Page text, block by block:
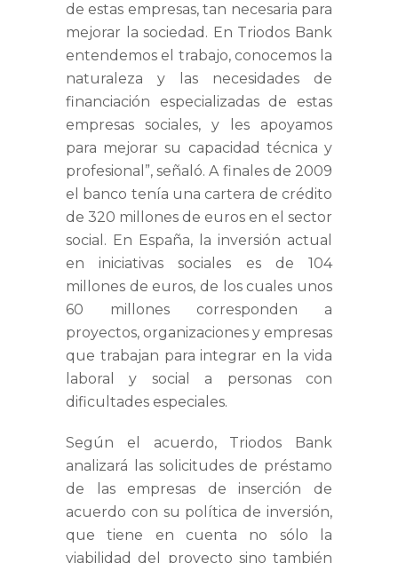
de estas empresas, tan necesaria para
mejorar la sociedad. En Triodos Bank
entendemos el trabajo, conocemos la
naturaleza y las necesidades de
financiación especializadas de estas
empresas sociales, y les apoyamos
para mejorar su capacidad técnica y
profesional”, señaló. A finales de 2009
el banco tenía una cartera de crédito
de 320 millones de euros en el sector
social. En España, la inversión actual
en iniciativas sociales es de 104
millones de euros, de los cuales unos
60 millones corresponden a
proyectos, organizaciones y empresas
que trabajan para integrar en la vida
laboral y social a personas con
dificultades especiales.
Según el acuerdo, Triodos Bank
analizará las solicitudes de préstamo
de las empresas de inserción de
acuerdo con su política de inversión,
que tiene en cuenta no sólo la
viabilidad del proyecto sino también